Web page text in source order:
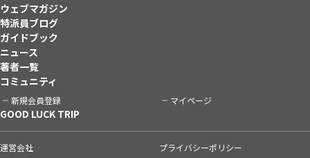
ウェブマガジン
特派員ブログ
ガイドブック
ニュース
著者一覧
コミュニティ
新規会員登録 マイページ
GOOD LUCK TRIP
運営会社
プライバシーポリシー